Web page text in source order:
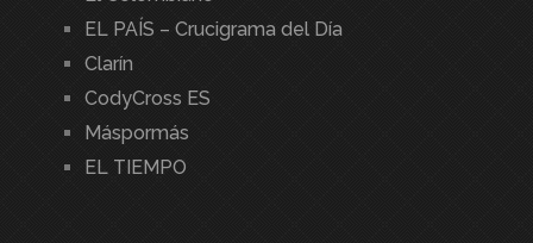
EL PAÍS – Crucigrama del Día
Clarín
CodyCross ES
Máspormás
EL TIEMPO